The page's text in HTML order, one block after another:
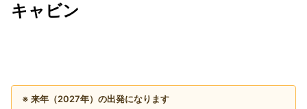
キャビン
※ 来年（2027年）の出発になります